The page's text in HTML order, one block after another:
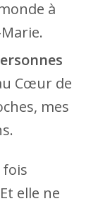
à
Cœur de
mes
fois
elle ne